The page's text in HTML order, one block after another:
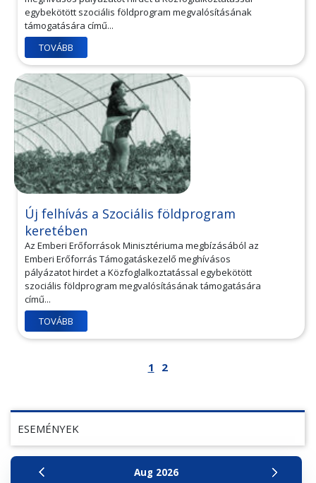
ESEMÉNYEK
Aug 2026
egybekötött szociális földprogram megvalósításának
támogatására című...
TOVÁBB
Új felhívás a Szociális földprogram
keretében
Az Emberi Erőforrások Minisztériuma megbízásából az
Emberi Erőforrás Támogatáskezelő meghívásos
pályázatot hirdet a Közfoglalkoztatással egybekötött
szociális földprogram megvalósításának támogatására
című...
TOVÁBB
1 2